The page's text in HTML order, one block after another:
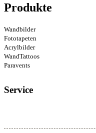
Produkte
Wandbilder
Fototapeten
Acrylbilder
WandTattoos
Paravents
Service